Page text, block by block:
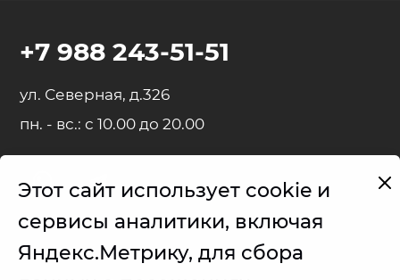
ул. Северная, д.326
пн. - вс.: с 10.00 до 20.00
+7 988 243-51-51
правомерной информационной и описательной целью.
iPhone, iPad, MacBook, iMac, Apple Watch, AirPods - правообладатель
Apple Inc. (Эпл Инк.);
Этот сайт использует cookie и
сервисы аналитики, включая
Яндекс.Метрику, для сбора